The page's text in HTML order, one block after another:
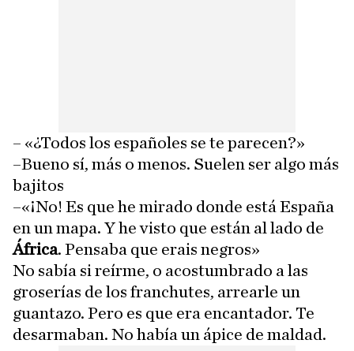
– «¿Todos los españoles se te parecen?»
–Bueno sí, más o menos. Suelen ser algo más
bajitos
–«¡No! Es que he mirado donde está España
en un mapa. Y he visto que están al lado de
África. Pensaba que erais negros»
No sabía si reírme, o acostumbrado a las
groserías de los franchutes, arrearle un
guantazo. Pero es que era encantador. Te
desarmaban. No había un ápice de maldad.